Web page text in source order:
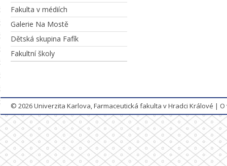
Fakulta v médiích
Galerie Na Mostě
Dětská skupina Fafík
Fakultní školy
© 2026Univerzita Karlova, Farmaceutická fakulta v Hradci Králové |